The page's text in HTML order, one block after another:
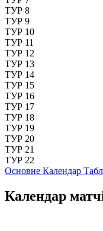
ТУР 8
ТУР 9
ТУР 10
ТУР 11
ТУР 12
ТУР 13
ТУР 14
ТУР 15
ТУР 16
ТУР 17
ТУР 18
ТУР 19
ТУР 20
ТУР 21
ТУР 22
Основне Календар
Календар